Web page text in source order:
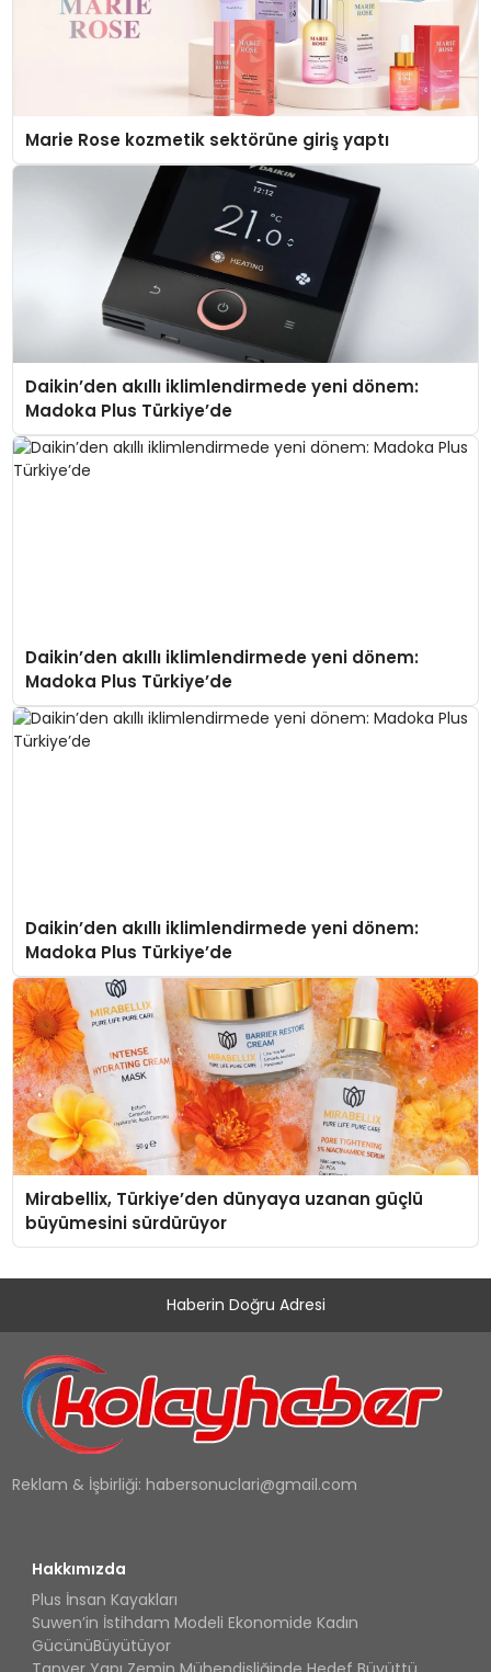
Marie Rose kozmetik sektörüne giriş yaptı
Daikin’den akıllı iklimlendirmede yeni dönem:
Madoka Plus Türkiye’de
Daikin’den akıllı iklimlendirmede yeni dönem:
Madoka Plus Türkiye’de
Daikin’den akıllı iklimlendirmede yeni dönem:
Madoka Plus Türkiye’de
Mirabellix, Türkiye’den dünyaya uzanan güçlü
büyümesini sürdürüyor
Haberin Doğru Adresi
Reklam & İşbirliği: habersonuclari@gmail.com
Hakkımızda
Plus İnsan Kayakları
Suwen’in İstihdam Modeli Ekonomide Kadın
GücünüBüyütüyor